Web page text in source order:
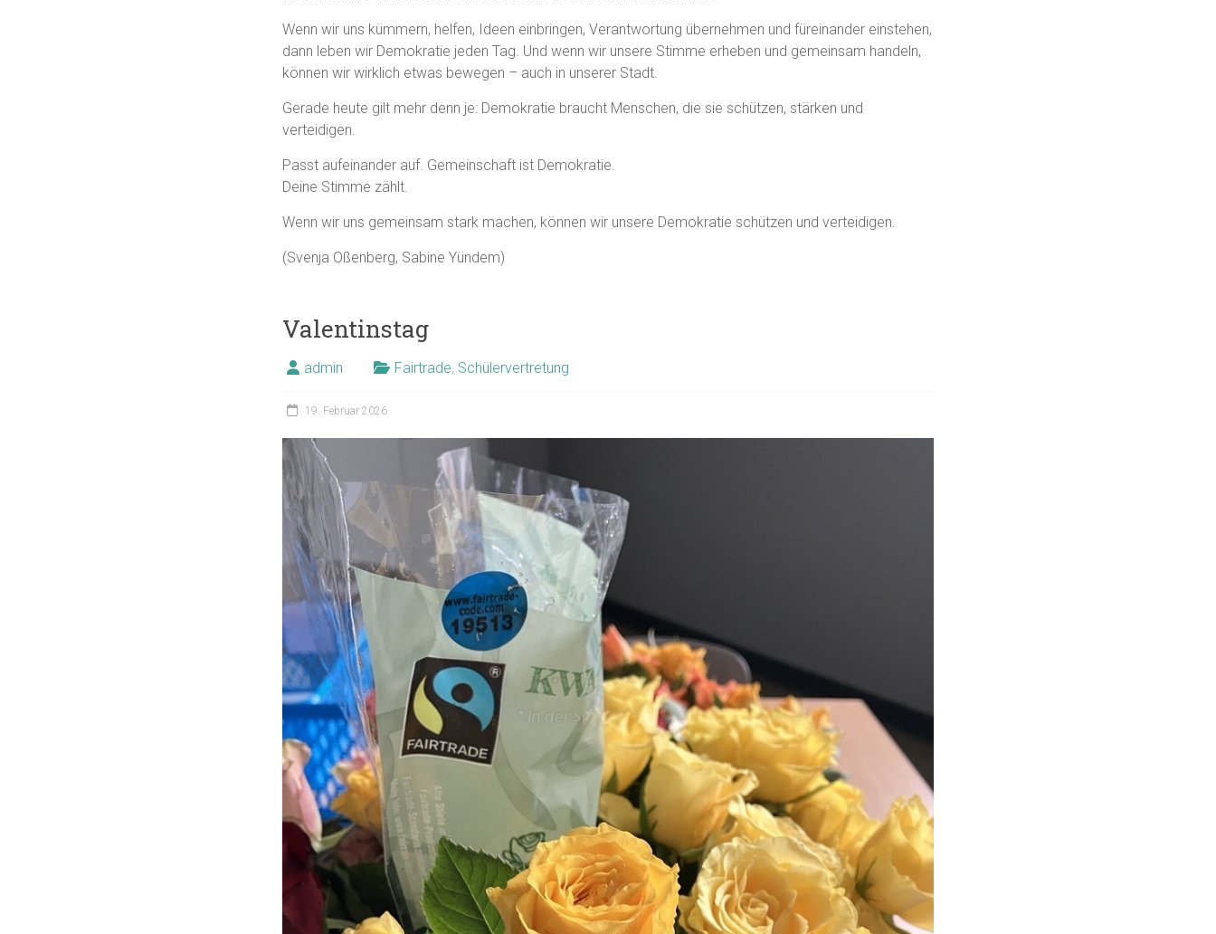
Wenn wir uns kümmern, helfen, Ideen einbringen, Verantwortung übernehmen und füreinander einstehen,
dann leben wir Demokratie jeden Tag. Und wenn wir unsere Stimme erheben und gemeinsam handeln,
können wir wirklich etwas bewegen – auch in unserer Stadt.
Gerade heute gilt mehr denn je: Demokratie braucht Menschen, die sie schützen, stärken und
verteidigen.
Passt aufeinander auf. Gemeinschaft ist Demokratie.
Deine Stimme zählt.
Wenn wir uns gemeinsam stark machen, können wir unsere Demokratie schützen und verteidigen.
(Svenja Oßenberg, Sabine Yündem)
Valentinstag
admin Fairtrade, Schülervertretung
19. Februar 2026